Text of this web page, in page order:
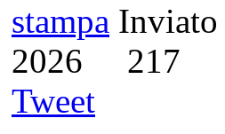
2026 217
Tweet